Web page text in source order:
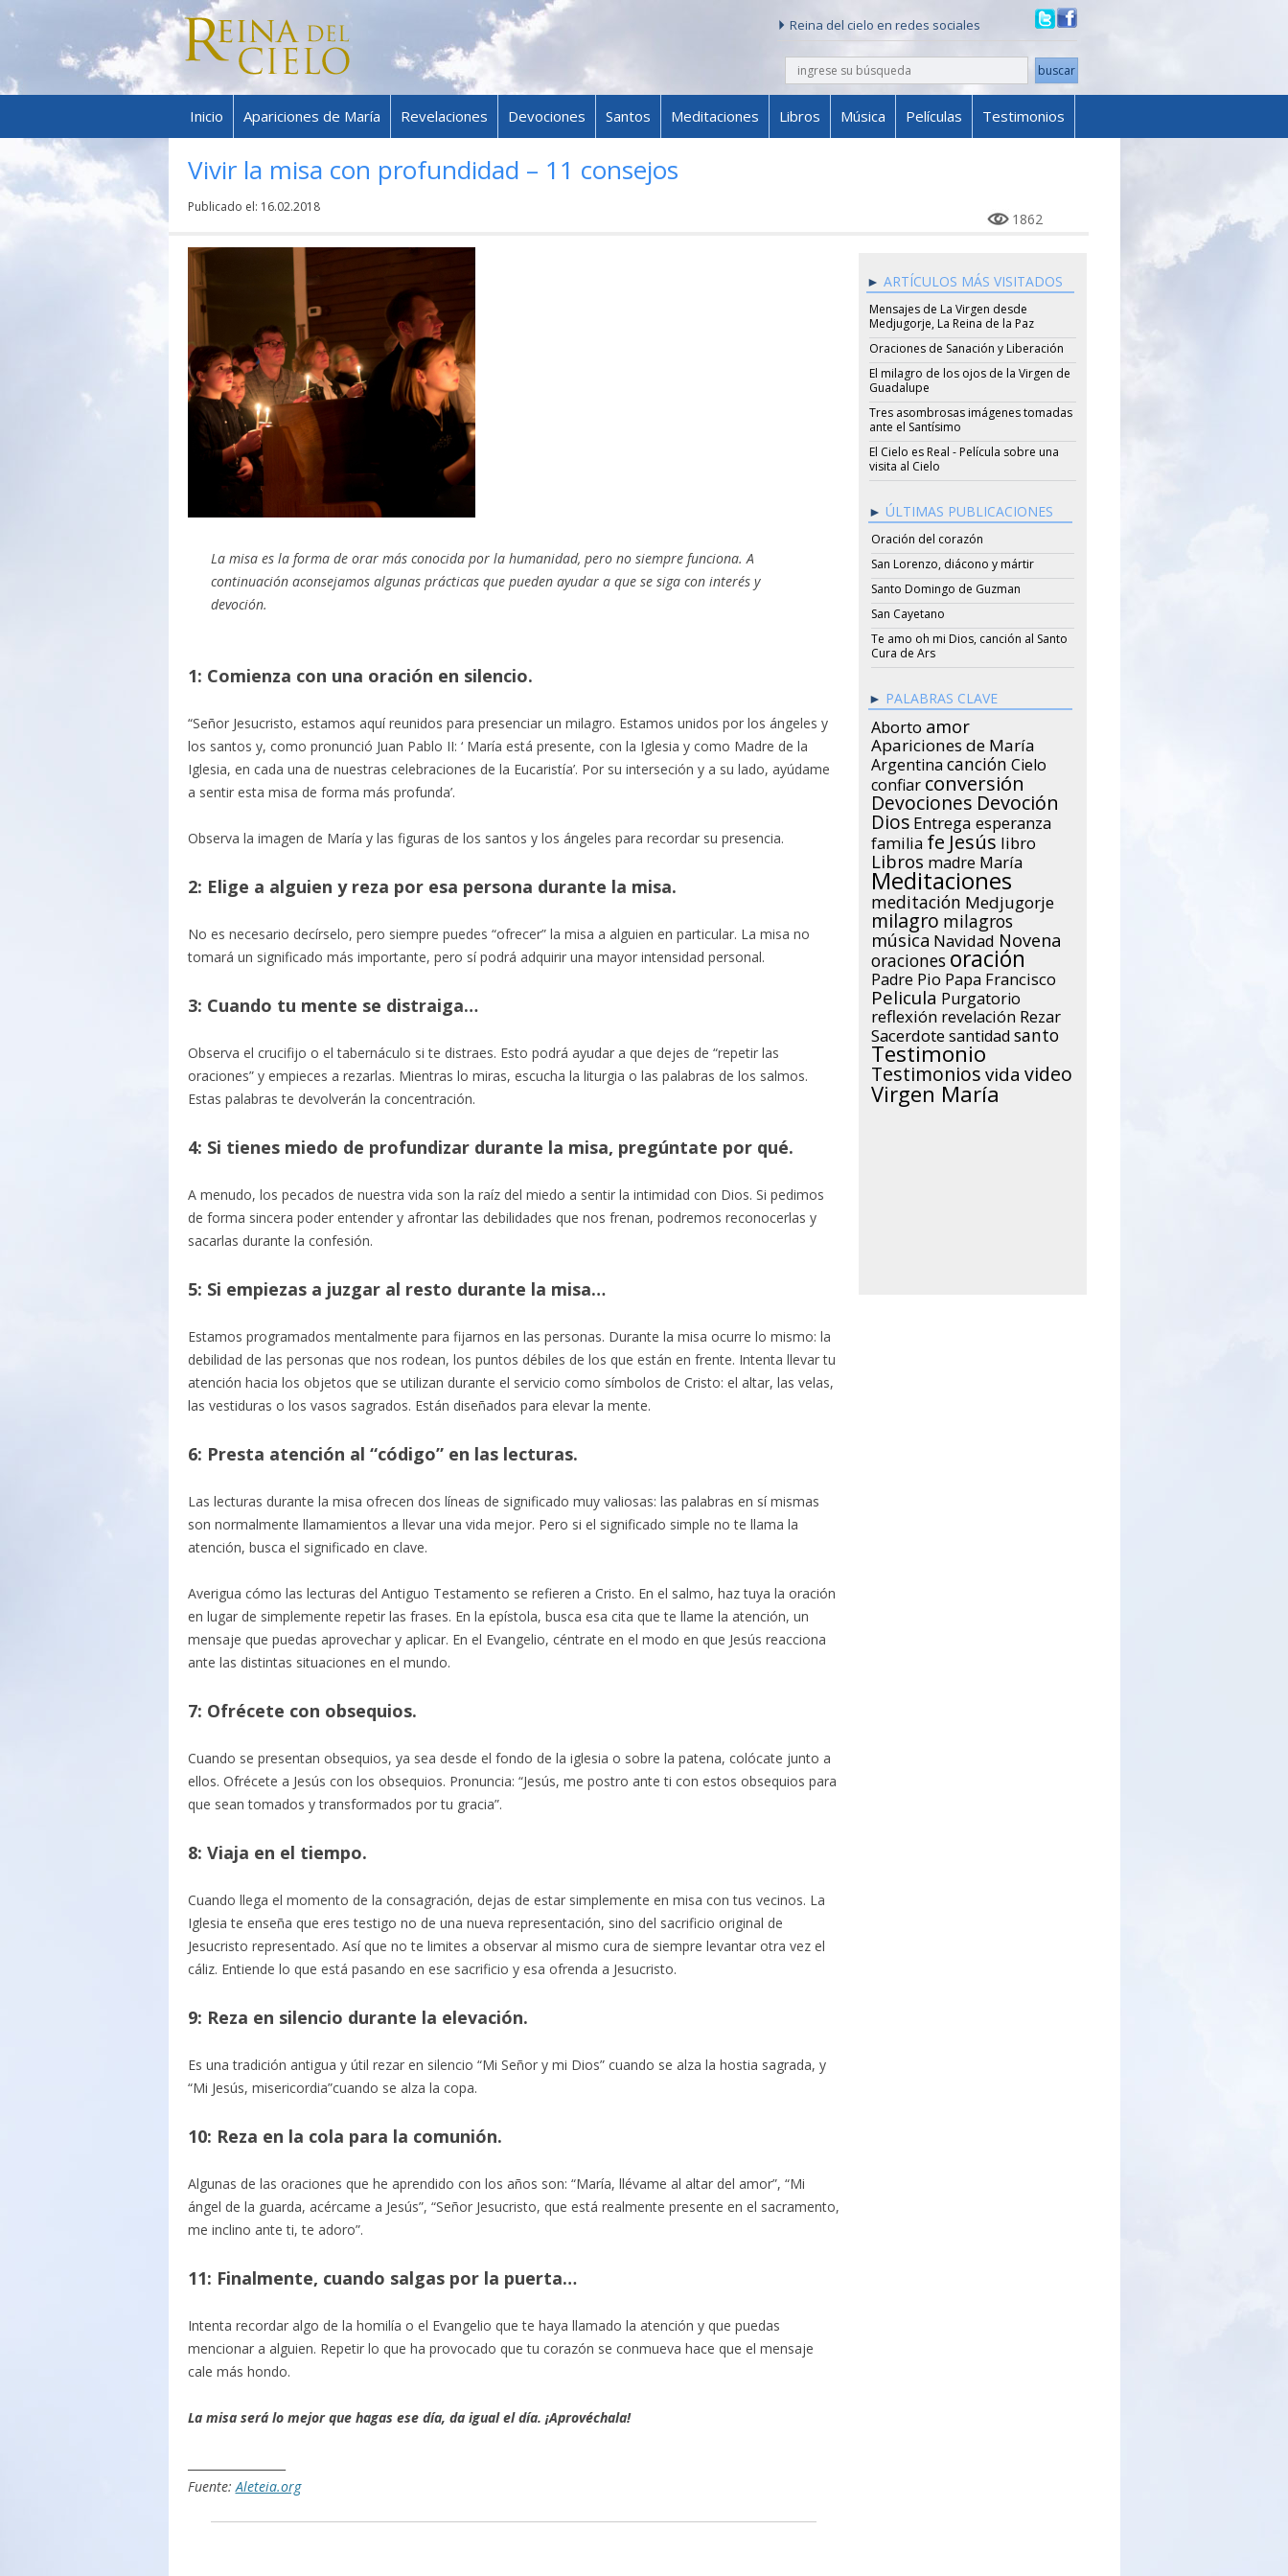
Reina del cielo en redes sociales
buscar
Skip to content
Inicio Apariciones de María Revelaciones Devociones Santos Meditaciones Libros Música Películas Testimonios
Vivir la misa con profundidad – 11 consejos
Publicado el: 16.02.2018
1862
La misa es la forma de orar más conocida por la humanidad, pero no siempre funciona. A
continuación aconsejamos algunas prácticas que pueden ayudar a que se siga con interés y
devoción.
1: Comienza con una oración en silencio.
“Señor Jesucristo, estamos aquí reunidos para presenciar un milagro. Estamos unidos por los ángeles y
los santos y, como pronunció Juan Pablo II: ‘ María está presente, con la Iglesia y como Madre de la
Iglesia, en cada una de nuestras celebraciones de la Eucaristía’. Por su interseción y a su lado, ayúdame
a sentir esta misa de forma más profunda’.
Observa la imagen de María y las figuras de los santos y los ángeles para recordar su presencia.
2: Elige a alguien y reza por esa persona durante la misa.
No es necesario decírselo, pero siempre puedes “ofrecer” la misa a alguien en particular. La misa no
tomará un significado más importante, pero sí podrá adquirir una mayor intensidad personal.
3: Cuando tu mente se distraiga…
Observa el crucifijo o el tabernáculo si te distraes. Esto podrá ayudar a que dejes de “repetir las
oraciones” y empieces a rezarlas. Mientras lo miras, escucha la liturgia o las palabras de los salmos.
Estas palabras te devolverán la concentración.
4: Si tienes miedo de profundizar durante la misa, pregúntate por qué.
A menudo, los pecados de nuestra vida son la raíz del miedo a sentir la intimidad con Dios. Si pedimos
de forma sincera poder entender y afrontar las debilidades que nos frenan, podremos reconocerlas y
sacarlas durante la confesión.
5: Si empiezas a juzgar al resto durante la misa…
Estamos programados mentalmente para fijarnos en las personas. Durante la misa ocurre lo mismo: la
debilidad de las personas que nos rodean, los puntos débiles de los que están en frente. Intenta llevar tu
atención hacia los objetos que se utilizan durante el servicio como símbolos de Cristo: el altar, las velas,
las vestiduras o los vasos sagrados. Están diseñados para elevar la mente.
6: Presta atención al “código” en las lecturas.
Las lecturas durante la misa ofrecen dos líneas de significado muy valiosas: las palabras en sí mismas
son normalmente llamamientos a llevar una vida mejor. Pero si el significado simple no te llama la
atención, busca el significado en clave.
Averigua cómo las lecturas del Antiguo Testamento se refieren a Cristo. En el salmo, haz tuya la oración
en lugar de simplemente repetir las frases. En la epístola, busca esa cita que te llame la atención, un
mensaje que puedas aprovechar y aplicar. En el Evangelio, céntrate en el modo en que Jesús reacciona
ante las distintas situaciones en el mundo.
7: Ofrécete con obsequios.
Cuando se presentan obsequios, ya sea desde el fondo de la iglesia o sobre la patena, colócate junto a
ellos. Ofrécete a Jesús con los obsequios. Pronuncia: “Jesús, me postro ante ti con estos obsequios para
que sean tomados y transformados por tu gracia”.
8: Viaja en el tiempo.
Cuando llega el momento de la consagración, dejas de estar simplemente en misa con tus vecinos. La
Iglesia te enseña que eres testigo no de una nueva representación, sino del sacrificio original de
Jesucristo representado. Así que no te limites a observar al mismo cura de siempre levantar otra vez el
cáliz. Entiende lo que está pasando en ese sacrificio y esa ofrenda a Jesucristo.
9: Reza en silencio durante la elevación.
Es una tradición antigua y útil rezar en silencio “Mi Señor y mi Dios” cuando se alza la hostia sagrada, y
“Mi Jesús, misericordia”cuando se alza la copa.
10: Reza en la cola para la comunión.
Algunas de las oraciones que he aprendido con los años son: “María, llévame al altar del amor”, “Mi
ángel de la guarda, acércame a Jesús”, “Señor Jesucristo, que está realmente presente en el sacramento,
me inclino ante ti, te adoro”.
11: Finalmente, cuando salgas por la puerta…
Intenta recordar algo de la homilía o el Evangelio que te haya llamado la atención y que puedas
mencionar a alguien. Repetir lo que ha provocado que tu corazón se conmueva hace que el mensaje
cale más hondo.
La misa será lo mejor que hagas ese día, da igual el día. ¡Aprovéchala!
Fuente:Aleteia.org
ARTÍCULOS MÁS VISITADOS
Mensajes de La Virgen desde
Medjugorje, La Reina de la Paz
Oraciones de Sanación y Liberación
El milagro de los ojos de la Virgen de
Guadalupe
Tres asombrosas imágenes tomadas
ante el Santísimo
El Cielo es Real - Película sobre una
visita al Cielo
ÚLTIMAS PUBLICACIONES
Oración del corazón
San Lorenzo, diácono y mártir
Santo Domingo de Guzman
San Cayetano
Te amo oh mi Dios, canción al Santo
Cura de Ars
PALABRAS CLAVE
Aborto amor
Apariciones de María
Argentina canción Cielo
confiar conversión
Devociones Devoción
Dios Entrega esperanza
familia fe Jesús libro
Libros madre María
Meditaciones
meditación Medjugorje
milagro milagros
música Navidad Novena
oraciones oración
Padre Pio Papa Francisco
Pelicula Purgatorio
reflexión revelación Rezar
Sacerdote santidad santo
Testimonio
Testimonios vida video
Virgen María